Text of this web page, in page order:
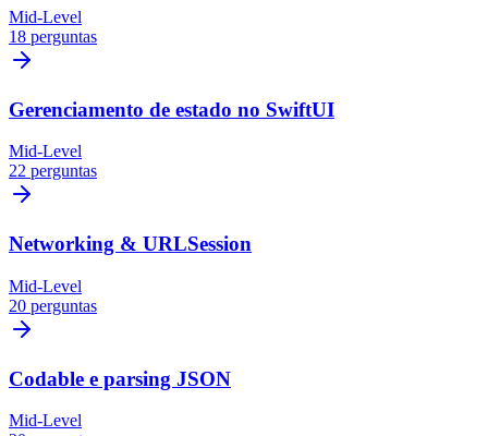
Mid-Level
18 perguntas
Gerenciamento de estado no SwiftUI
Mid-Level
22 perguntas
Networking & URLSession
Mid-Level
20 perguntas
Codable e parsing JSON
Mid-Level